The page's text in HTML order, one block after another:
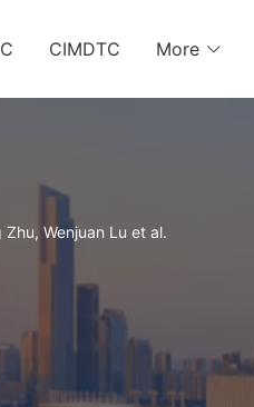
CIMDTC More
Wenjuan Lu et al.